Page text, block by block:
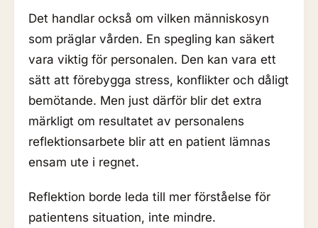
Det handlar också om vilken människosyn
som präglar vården. En spegling kan säkert
vara viktig för personalen. Den kan vara ett
sätt att förebygga stress, konflikter och dåligt
bemötande. Men just därför blir det extra
märkligt om resultatet av personalens
reflektionsarbete blir att en patient lämnas
ensam ute i regnet.
Reflektion borde leda till mer förståelse för
patientens situation, inte mindre.